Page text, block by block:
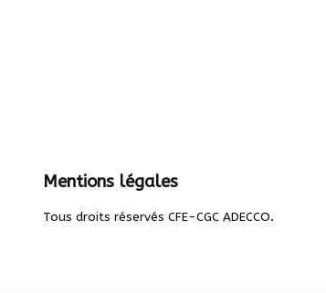
Mentions légales
Tous droits réservés CFE-CGC ADECCO.